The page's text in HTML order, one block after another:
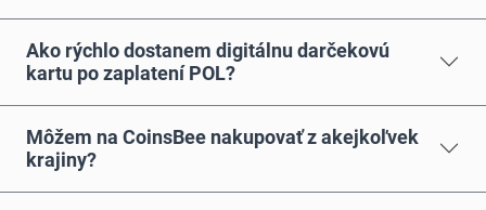
Ako rýchlo dostanem digitálnu darčekovú
kartu po zaplatení POL?
Môžem na CoinsBee nakupovať z akejkoľvek
krajiny?